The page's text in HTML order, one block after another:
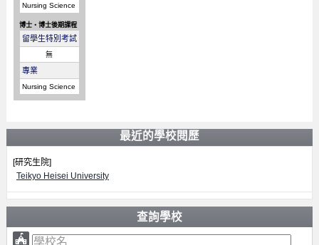
Nursing Science
博士・博士後期課程
留學生特別考試
無
專業
Nursing Science
最近的學校閱歷
[研究生院]
Teikyo Heisei University
查詢學校